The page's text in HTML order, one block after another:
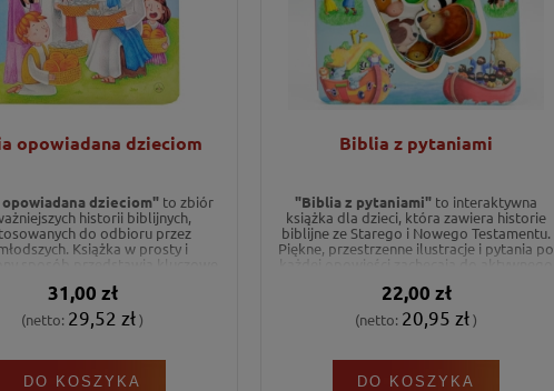
opowiadana dzieciom
dzieciom"to zbiór
historii biblijnych,
do odbioru przez
Książka w prosty i
sposób przedstawia kluczowe
od stworzenia świata po
Jezusa, co czyni ją
do wspólnego poznawania
31,00 zł
(netto: 29,52 zł)
DO KOSZYKA
Biblia z pytaniami
"Biblia z pytaniami" to interaktywna
książka dla dzieci, która zawiera historie
biblijne ze Starego i Nowego Testamentu.
Piękne, przestrzenne ilustracje i pytania po
każdej opowieści zachęcają do aktywnego
Bożego. Idealna, by zabrać ją wszędzie.
22,00 zł
(netto: 20,95 zł)
DO KOSZYKA